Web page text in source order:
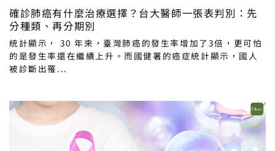
確診肺癌有什麼治療選擇？台大醫師一張表判別：先
分種類、再分期別
統計顯示， 30 年來，臺灣肺癌的發生率增加了3倍，更可怕
的是發生率還在繼續上升。而國健署的癌症統計顯示，國人
被診斷出罹...